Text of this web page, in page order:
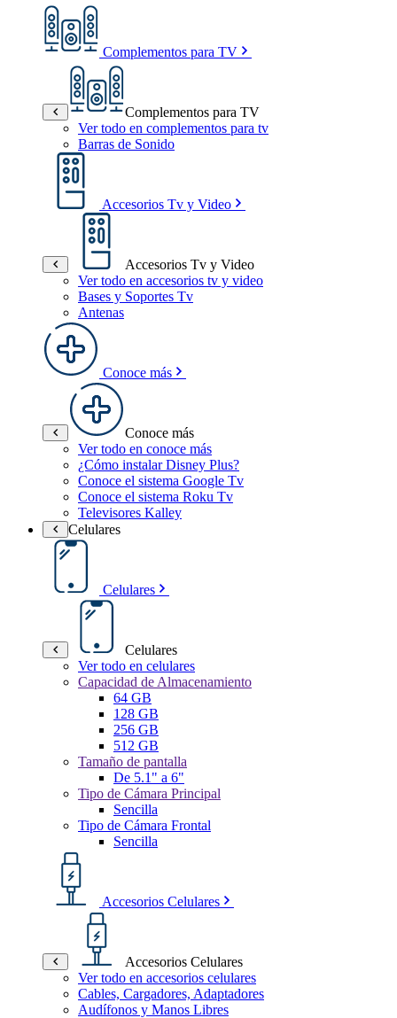
Complementos para TV
Complementos para TV
Ver todo en complementos para tv
Barras de Sonido
Accesorios Tv y Video
Accesorios Tv y Video
Ver todo en accesorios tv y video
Bases y Soportes Tv
Antenas
Conoce más
Conoce más
Ver todo en conoce más
¿Cómo instalar Disney Plus?
Conoce el sistema Google Tv
Conoce el sistema Roku Tv
Televisores Kalley
Celulares
Celulares
Celulares
Ver todo en celulares
Capacidad de Almacenamiento
64 GB
128 GB
256 GB
512 GB
Tamaño de pantalla
De 5.1" a 6"
Tipo de Cámara Principal
Sencilla
Tipo de Cámara Frontal
Sencilla
Accesorios Celulares
Accesorios Celulares
Ver todo en accesorios celulares
Cables, Cargadores, Adaptadores
Audífonos y Manos Libres